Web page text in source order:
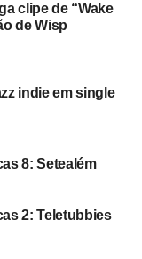
clipe de “Wake
de Wisp
indie em single
8: Setealém
2: Teletubbies